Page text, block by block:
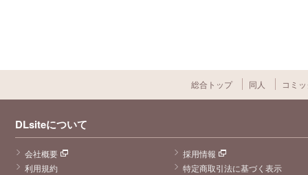
総合トップ 同人 コミ
DLsiteについて
会社概要
採用情報
利用規約
特定商取引法に基づく表示